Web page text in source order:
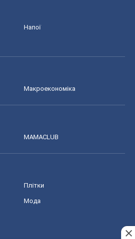
Напої
Макроекономіка
MAMACLUB
Плітки
Мода